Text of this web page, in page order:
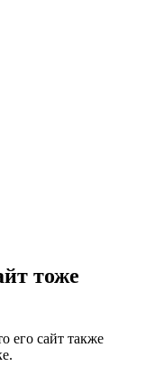
тоже
его сайт также